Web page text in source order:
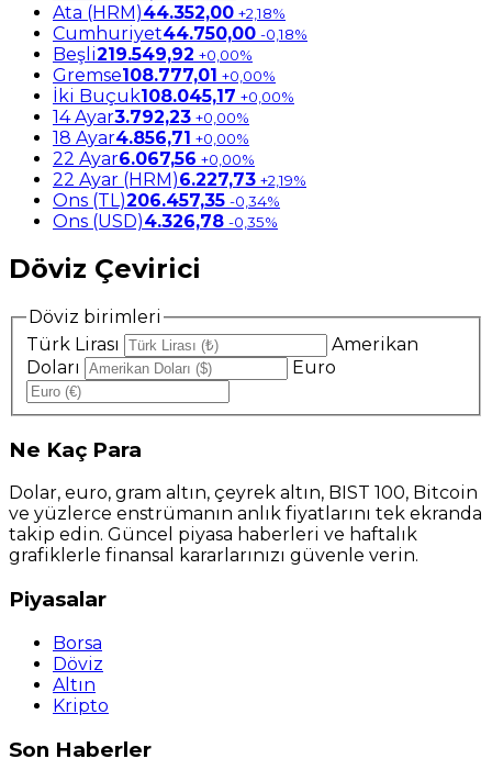
Ata (HRM)44.352,00 +2,18%
Cumhuriyet44.750,00 -0,18%
Beşli219.549,92 +0,00%
Gremse108.777,01 +0,00%
İki Buçuk108.045,17 +0,00%
14 Ayar3.792,23 +0,00%
18 Ayar4.856,71 +0,00%
22 Ayar6.067,56 +0,00%
22 Ayar (HRM)6.227,73 +2,19%
Ons (TL)206.457,35 -0,34%
Ons (USD)4.326,78 -0,35%
Döviz Çevirici
Döviz birimleri
Türk Lirası
Amerikan
Doları
Euro
Ne Kaç Para
Dolar, euro, gram altın, çeyrek altın, BIST 100, Bitcoin
ve yüzlerce enstrümanın anlık fiyatlarını tek ekranda
takip edin. Güncel piyasa haberleri ve haftalık
grafiklerle finansal kararlarınızı güvenle verin.
Piyasalar
Borsa
Döviz
Altın
Kripto
Son Haberler